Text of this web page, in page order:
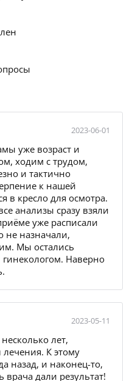
2023-06-01
уже возраст и
ходим с трудом,
и тактично
к нашей
в кресло для осмотра.
анализы сразу взяли
уже расписали
не назначали,
Мы остались
Наверно
2023-05-11
лет,
К этому
назад, и наконец-то,
дали результат!